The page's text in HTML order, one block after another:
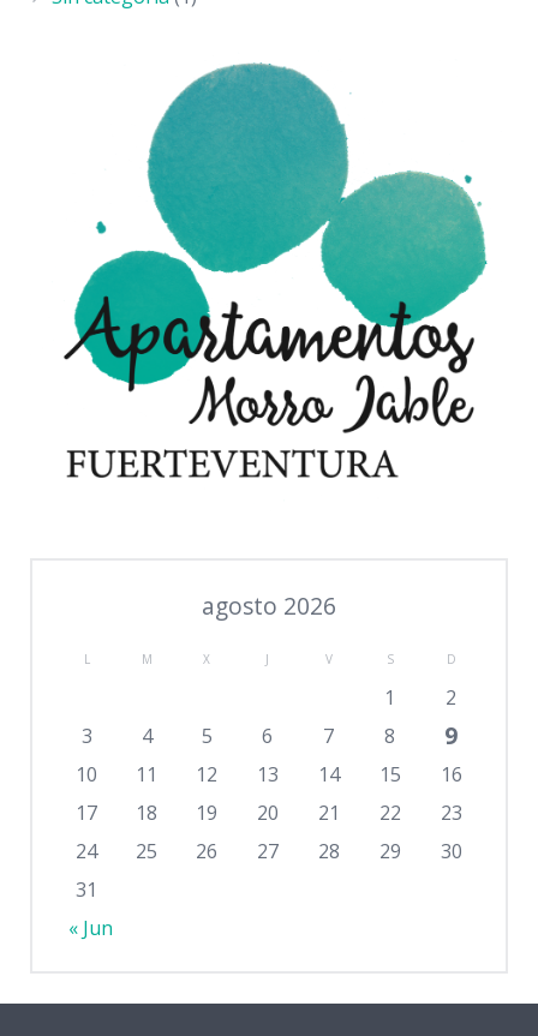
agosto 2026
L M X J V S D
« Jun
1
2
3
4 5 6 7 8 9
10 11 12 13 14 15
16
17
18 19 20 21 22
23
24
25 26 27 28 29
30
31